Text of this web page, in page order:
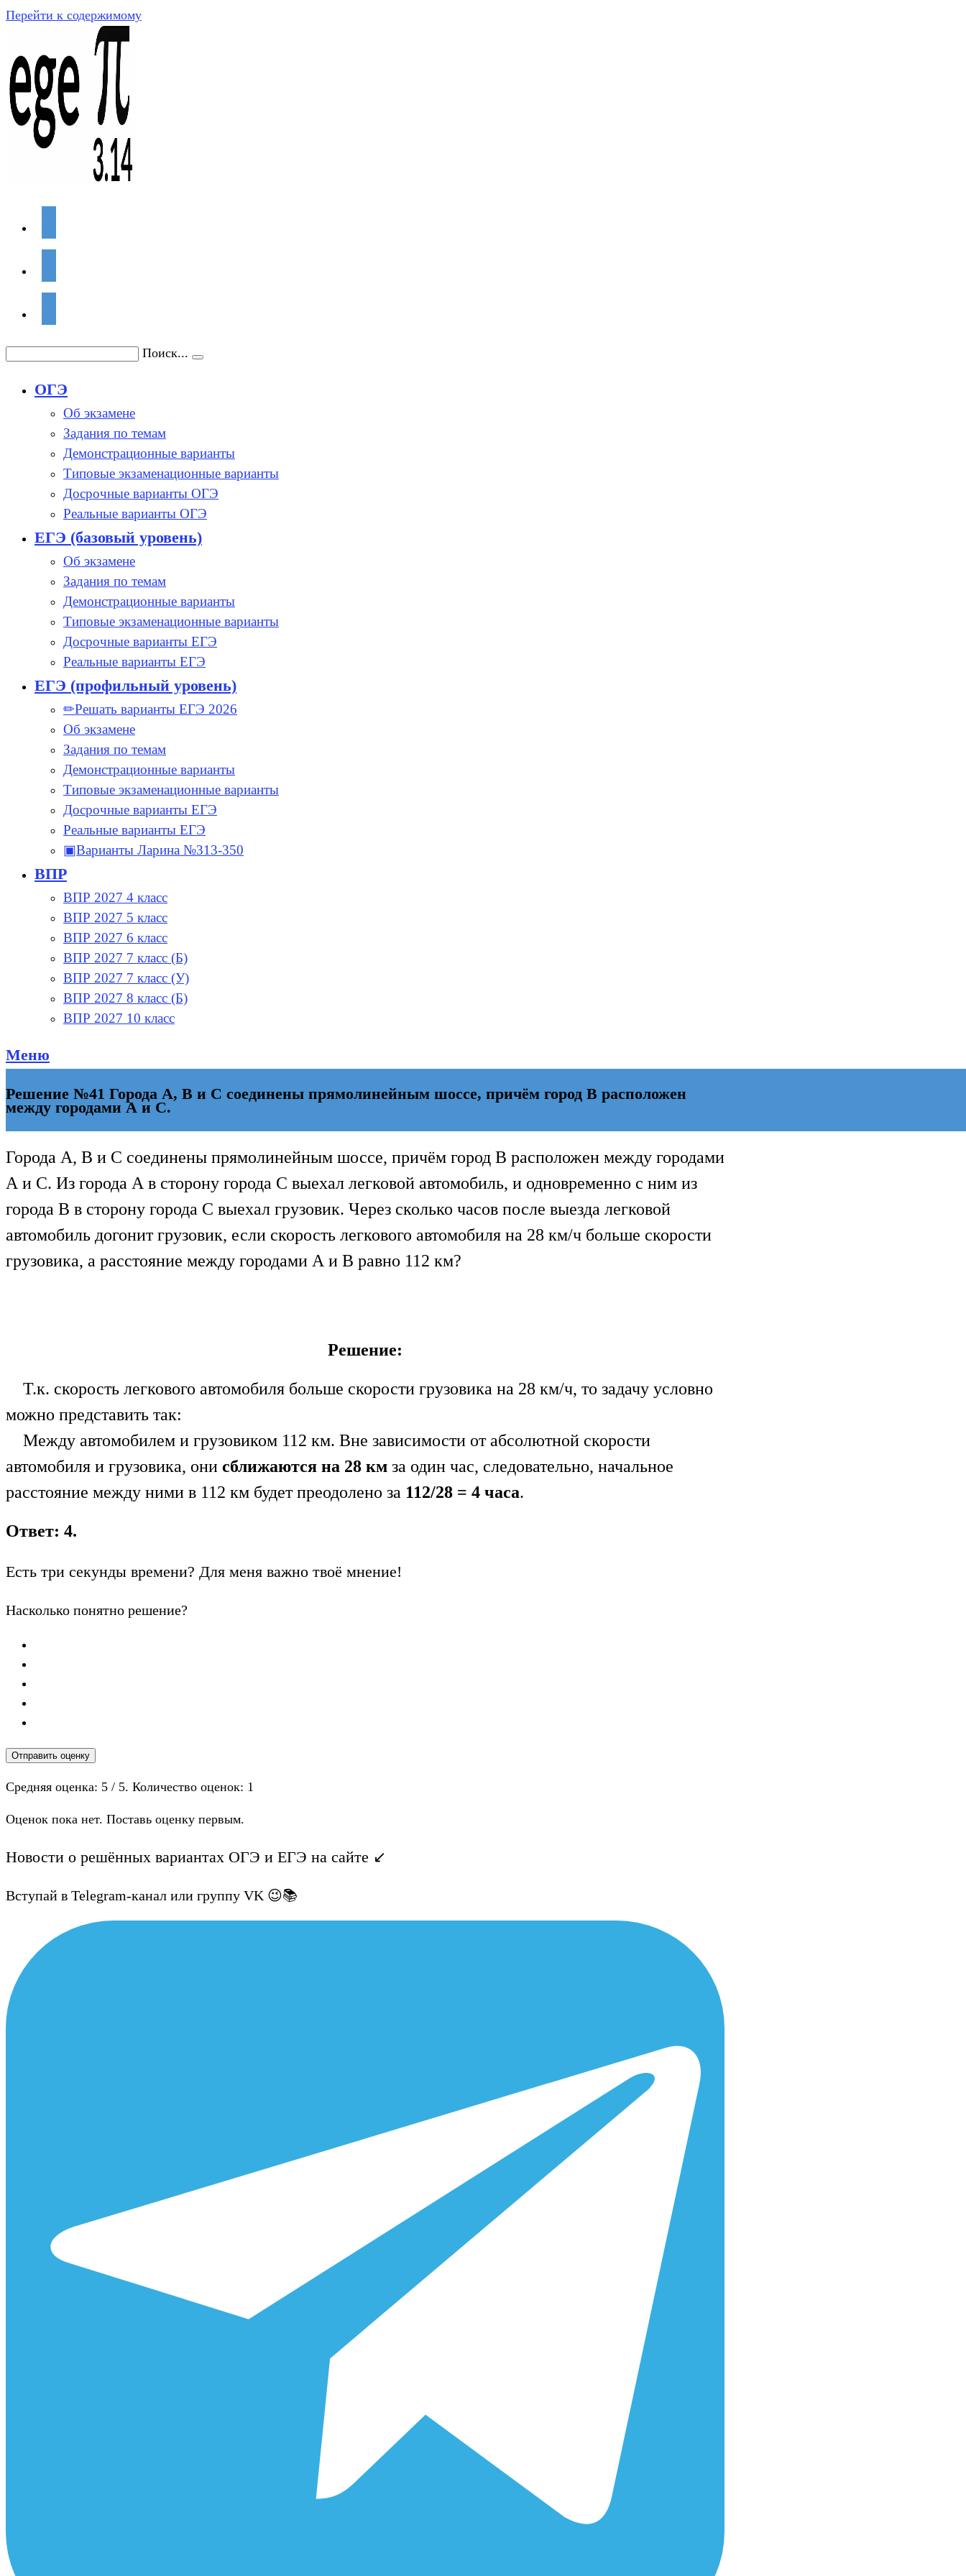
Перейти к содержимому
Поиск...
ОГЭ
Об экзамене
Задания по темам
Демонстрационные варианты
Типовые экзаменационные варианты
Досрочные варианты ОГЭ
Реальные варианты ОГЭ
ЕГЭ (базовый уровень)
Об экзамене
Задания по темам
Демонстрационные варианты
Типовые экзаменационные варианты
Досрочные варианты ЕГЭ
Реальные варианты ЕГЭ
ЕГЭ (профильный уровень)
✏Решать варианты ЕГЭ 2026
Об экзамене
Задания по темам
Демонстрационные варианты
Типовые экзаменационные варианты
Досрочные варианты ЕГЭ
Реальные варианты ЕГЭ
▣Варианты Ларина №313-350
ВПР
ВПР 2027 4 класс
ВПР 2027 5 класс
ВПР 2027 6 класс
ВПР 2027 7 класс (Б)
ВПР 2027 7 класс (У)
ВПР 2027 8 класс (Б)
ВПР 2027 10 класс
Меню
Решение №41 Города А, В и С соединены прямолинейным шоссе, причём город В расположен
между городами А и С.
Города А, В и С соединены прямолинейным шоссе, причём город В расположен между городами
А и С. Из города А в сторону города С выехал легковой автомобиль, и одновременно с ним из
города В в сторону города С выехал грузовик. Через сколько часов после выезда легковой
автомобиль догонит грузовик, если скорость легкового автомобиля на 28 км/ч больше скорости
грузовика, а расстояние между городами А и В равно 112 км?
Решение:
Т.к. скорость легкового автомобиля больше скорости грузовика на 28 км/ч, то задачу условно
можно представить так:
Между автомобилем и грузовиком 112 км. Вне зависимости от абсолютной скорости
автомобиля и грузовика, они сближаются на 28 км за один час, следовательно, начальное
расстояние между ними в 112 км будет преодолено за 112/28 = 4 часа.
Ответ: 4.
Есть три секунды времени? Для меня важно твоё мнение!
Насколько понятно решение?
Отправить оценку
Средняя оценка: 5 / 5. Количество оценок: 1
Оценок пока нет. Поставь оценку первым.
Новости о решённых вариантах ОГЭ и ЕГЭ на сайте ↙️
Вступай в Telegram-канал или группу VK 😉📚